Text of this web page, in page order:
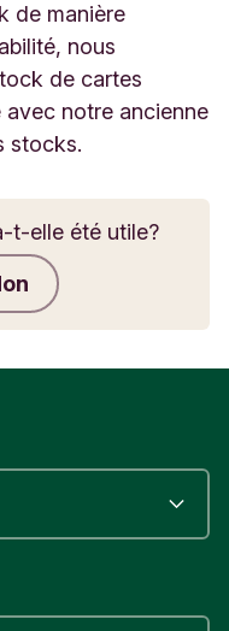
de manière
nous
de cartes
avec notre ancienne
stocks.
t-elle été utile?